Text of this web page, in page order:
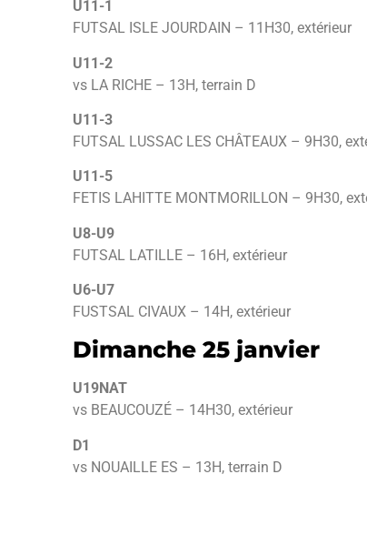
U11-1
FUTSAL ISLE JOURDAIN – 11H30, extérieur
U11-2
vs LA RICHE – 13H, terrain D
U11-3
FUTSAL LUSSAC LES CHÂTEAUX – 9H30,
U11-5
FETIS LAHITTE MONTMORILLON – 9H30,
U8-U9
FUTSAL LATILLE – 16H, extérieur
U6-U7
FUSTSAL CIVAUX – 14H, extérieur
Dimanche 25 janvier
U19NAT
vs BEAUCOUZÉ – 14H30, extérieur
D1
vs NOUAILLE ES – 13H, terrain D